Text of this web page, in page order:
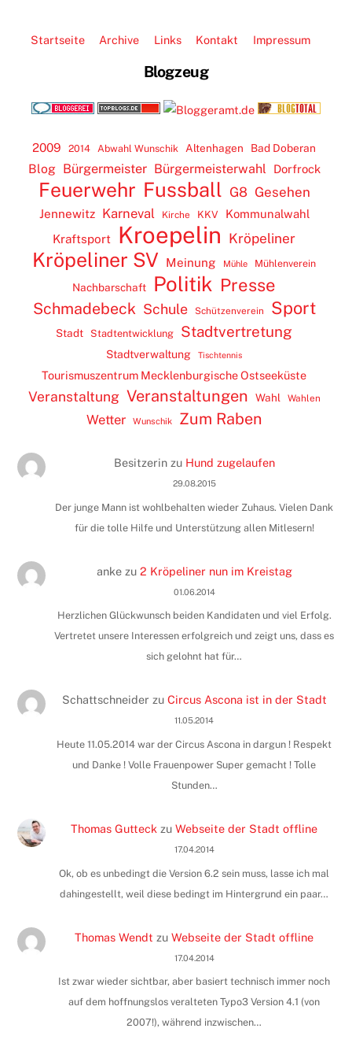
Startseite Archive Links Kontakt Impressum
Blogzeug
2009 2014 Abwahl Wunschik Altenhagen Bad Doberan
Blog Bürgermeister Bürgermeisterwahl Dorfrock
Feuerwehr Fussball G8 Gesehen
Jennewitz Karneval Kirche KKV
Kommunalwahl
Kraftsport
Kroepelin Kröpeliner
Kröpeliner SV Meinung Mühle Mühlenverein
Nachbarschaft Politik Presse
Schmadebeck Schule Schützenverein Sport
Stadt Stadtentwicklung Stadtvertretung
Stadtverwaltung Tischtennis
Tourismuszentrum Mecklenburgische Ostseeküste
Veranstaltung Veranstaltungen Wahl Wahlen
Wetter Wunschik Zum Raben
Besitzerinzu Hund zugelaufen
29.08.2015
Der junge Mann ist wohlbehalten wieder Zuhaus. Vielen Dank
für die tolle Hilfe und Unterstützung allen Mitlesern!
ankezu 2 Kröpeliner nun im Kreistag
01.06.2014
Herzlichen Glückwunsch beiden Kandidaten und viel Erfolg.
Vertretet unsere Interessen erfolgreich und zeigt uns, dass es
sich gelohnt hat für…
Schattschneider zu Circus Ascona ist in der Stadt
11.05.2014
Heute 11.05.2014 war der Circus Ascona in dargun ! Respekt
und Danke ! Volle Frauenpower Super gemacht ! Tolle
Stunden…
Thomas Gutteck zuWebseite der Stadt offline
17.04.2014
Ok, ob es unbedingt die Version 6.2 sein muss, lasse ich mal
dahingestellt, weil diese bedingt im Hintergrund ein paar…
Thomas Wendt zuWebseite der Stadt offline
17.04.2014
Ist zwar wieder sichtbar, aber basiert technisch immer noch
auf dem hoffnungslos veralteten Typo3 Version 4.1 (von
2007!), während inzwischen…